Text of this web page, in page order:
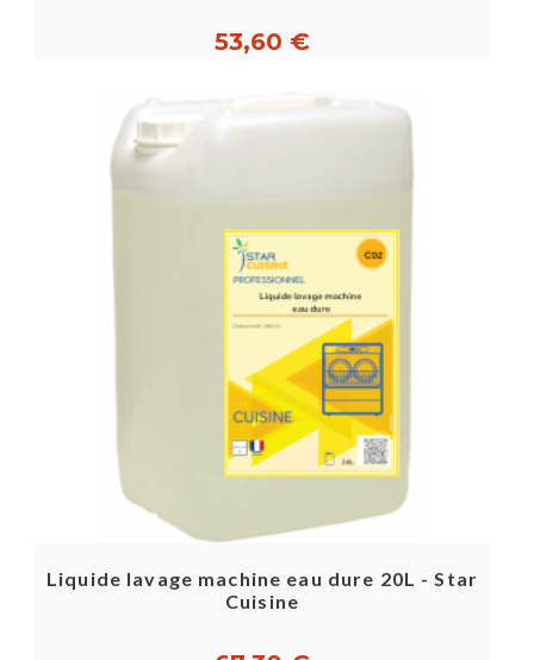
53,60 €
Liquide lavage machine eau dure 20L - Star
Cuisine